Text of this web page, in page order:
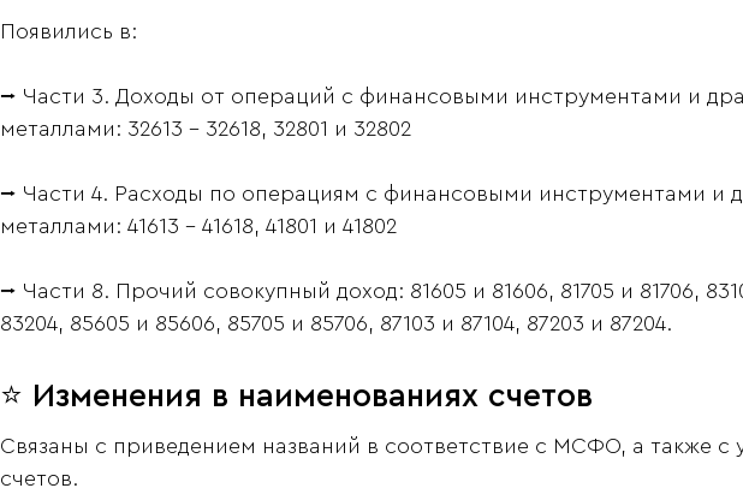
Появились в:
⭢ Части 3. Доходы от операций с финансовыми инструментами и
металлами: 32613 - 32618, 32801 и 32802
⭢ Части 4. Расходы по операциям с финансовыми инструментами и
металлами: 41613 - 41618, 41801 и 41802
⭢ Части 8. Прочий совокупный доход: 81605 и 81606, 81705 и 81706,
83204, 85605 и 85606, 85705 и 85706, 87103 и 87104, 87203 и 87204.
⭐ Изменения в наименованиях счетов
Связаны с приведением названий в соответствие с МСФО, а также с
счетов.